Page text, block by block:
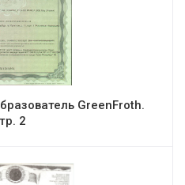
GreenFroth.
2